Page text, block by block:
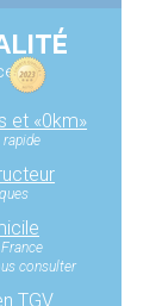
et «0km»
consulter
TGV